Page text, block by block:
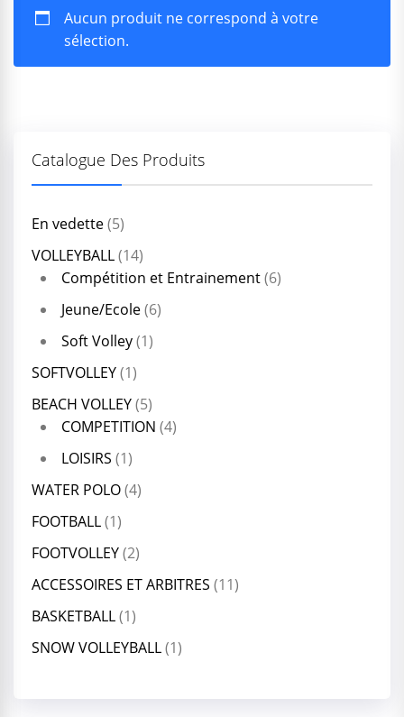
Aucun produit ne correspond à votre
sélection.
Catalogue Des Produits
En vedette(5)
VOLLEYBALL(14)
Compétition et Entrainement(6)
Jeune/Ecole(6)
Soft Volley(1)
SOFTVOLLEY(1)
BEACH VOLLEY(5)
COMPETITION (4)
LOISIRS (1)
WATER POLO(4)
FOOTBALL(1)
FOOTVOLLEY(2)
ACCESSOIRES ET ARBITRES (11)
BASKETBALL(1)
SNOW VOLLEYBALL(1)